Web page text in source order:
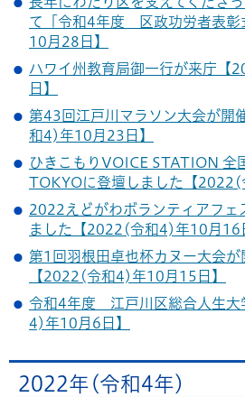
て「令和4年度 区政功労者表
10月28日】
ハワイ州教育局御一行が来庁
日】
第43回江戸川マラソン大会が開
和4)年10月23日】
ひきこもりVOICE STATION 全
TOKYOに登壇しました【2022(
2022えどがわボランティアフェ
ました【2022(令和4)年10月16
第1回羽根田卓也杯カヌー大会が
【2022(令和4)年10月15日】
令和4年度 江戸川区総合人生大
4)年10月6日】
2022年(令和4年)